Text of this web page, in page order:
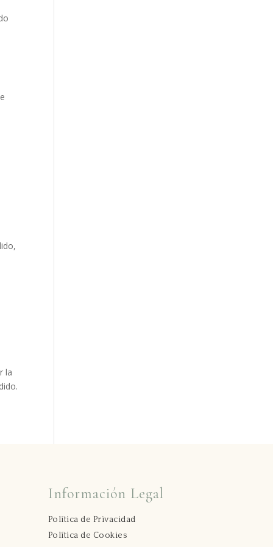
la
Información Legal
Política de Privacidad
Política de Cookies